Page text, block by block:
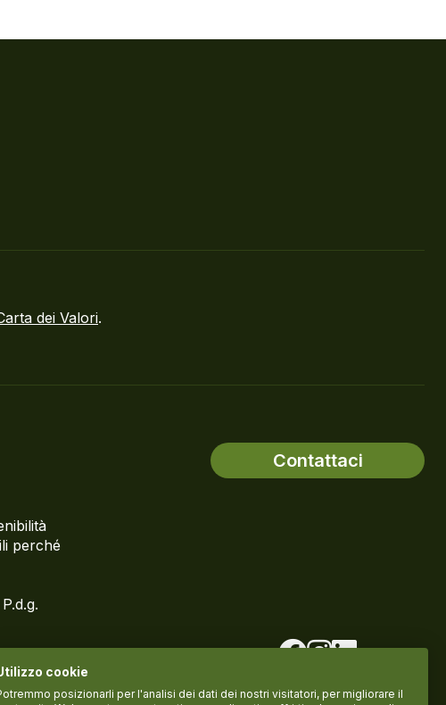
dei Valori.
perché
Contattaci
cookie
posizionarli per l'analisi dei dati dei nostri visitatori, per migliorare il